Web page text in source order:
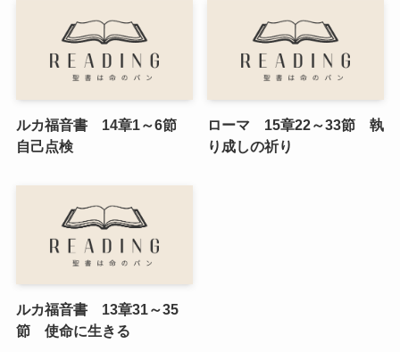
ルカ福音書 14章1～6節
自己点検
ローマ 15章22～33節 執
り成しの祈り
ルカ福音書 13章31～35
節 使命に生きる